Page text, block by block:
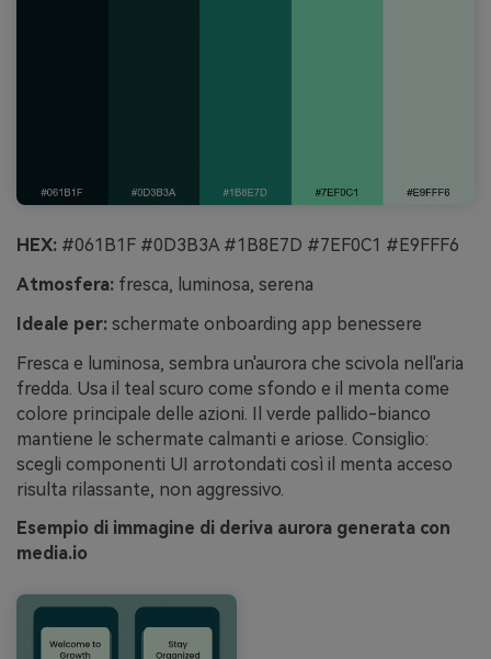
HEX: #061B1F #0D3B3A #1B8E7D #7EF0C1 #E9FFF6
Atmosfera: fresca, luminosa, serena
Ideale per: schermate onboarding app benessere
Fresca e luminosa, sembra un'aurora che scivola nell'aria
fredda. Usa il teal scuro come sfondo e il menta come
colore principale delle azioni. Il verde pallido-bianco
mantiene le schermate calmanti e ariose. Consiglio:
scegli componenti UI arrotondati così il menta acceso
risulta rilassante, non aggressivo.
Esempio di immagine di deriva aurora generata con
media.io